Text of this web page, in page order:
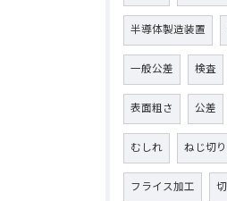
半導体製造装置
一般公差 検査
表面粗さ 公差
むしれ ねじ切り
フライス加工